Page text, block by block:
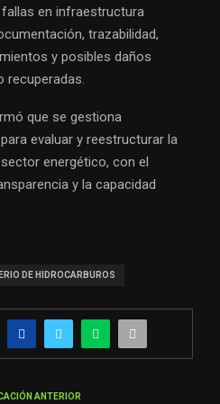
en infraestructura
trazabilidad,
y posibles daños
que se gestiona
evaluar y reestructurar la
energético, con el
y la capacidad
DE HIDROCARBUROS
ANTERIOR